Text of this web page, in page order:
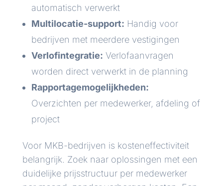
automatisch verwerkt
Multilocatie-support: Handig voor
bedrijven met meerdere vestigingen
Verlofintegratie: Verlofaanvragen
worden direct verwerkt in de planning
Rapportagemogelijkheden:
Overzichten per medewerker, afdeling of
project
Voor MKB-bedrijven is kosteneffectiviteit
belangrijk. Zoek naar oplossingen met een
duidelijke prijsstructuur per medewerker